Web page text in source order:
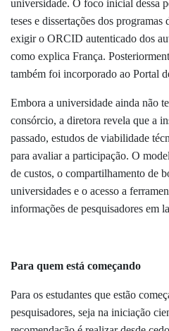
universidade. O foco inicial dessa
teses e dissertações dos programas
exigir o ORCID autenticado dos
como explica França.
também foi incorporado ao Portal
Embora a universidade ainda não
consórcio, a diretora revela que a
passado, estudos de viabilidade
para avaliar a participação. O
de custos, o compartilhamento de
universidades e o acesso a
informações de pesquisadores em
Para quem está começando
Para os estudantes que estão
pesquisadores, seja na iniciação